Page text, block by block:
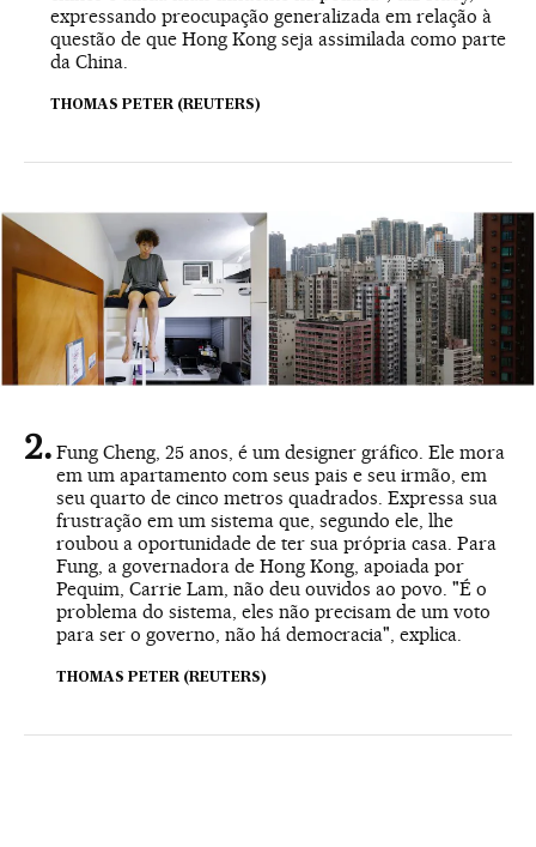
expressando preocupação generalizada em relação à
questão de que Hong Kong seja assimilada como parte
da China.
THOMAS PETER (REUTERS)
Fung Cheng, 25 anos, é um designer gráfico. Ele mora
em um apartamento com seus pais e seu irmão, em
seu quarto de cinco metros quadrados. Expressa sua
frustração em um sistema que, segundo ele, lhe
roubou a oportunidade de ter sua própria casa. Para
Fung, a governadora de Hong Kong, apoiada por
Pequim, Carrie Lam, não deu ouvidos ao povo. "É o
problema do sistema, eles não precisam de um voto
para ser o governo, não há democracia", explica.
THOMAS PETER (REUTERS)